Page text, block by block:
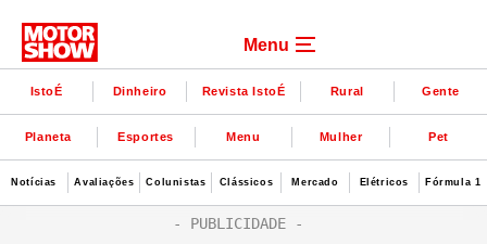
Menu
IstoÉ Dinheiro Revista IstoÉ Rural Gente
Planeta Esportes Menu Mulher Pet
Notícias Avaliações Colunistas Clássicos Mercado Elétricos Fórmula 1